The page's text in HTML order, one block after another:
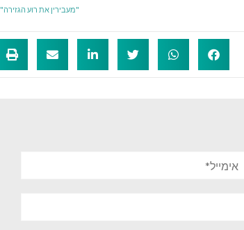
"מעבירין את רוע הגזירה"